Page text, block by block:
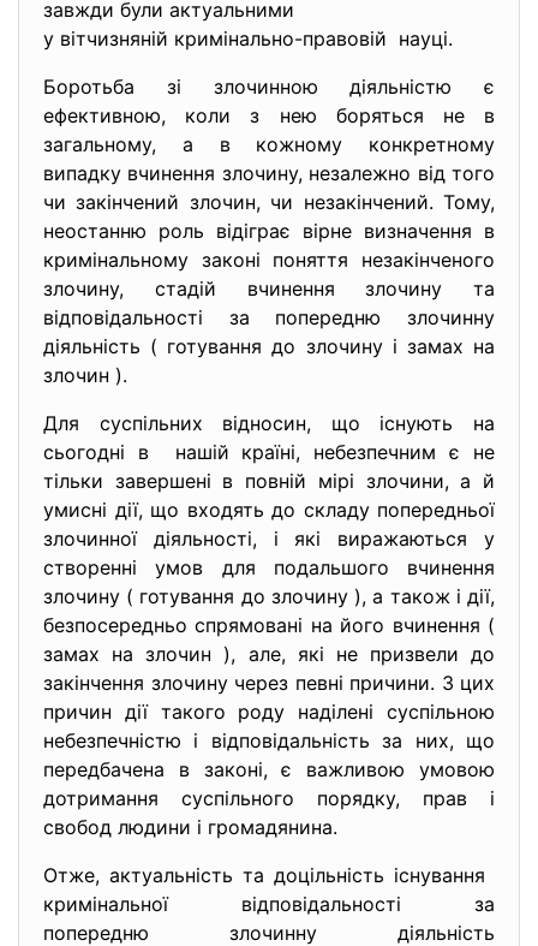
завжди були актуальними
у вітчизняній кримінально-правовій науці.
Боротьба зі злочинною діяльністю є
ефективною, коли з нею боряться не в
загальному, а в кожному конкретному
випадку вчинення злочину, незалежно від того
чи закінчений злочин, чи незакінчений. Тому,
неостанню роль відіграє вірне визначення в
кримінальному законі поняття незакінченого
злочину, стадій вчинення злочину та
відповідальності за попередню злочинну
діяльність ( готування до злочину і замах на
злочин ).
Для суспільних відносин, що існують на
сьогодні в нашій країні, небезпечним є не
тільки завершені в повній мірі злочини, а й
умисні дії, що входять до складу попередньої
злочинної діяльності, і які виражаються у
створенні умов для подальшого вчинення
злочину ( готування до злочину ), а також і дії,
безпосередньо спрямовані на його вчинення (
замах на злочин ), але, які не призвели до
закінчення злочину через певні причини. З цих
причин дії такого роду наділені суспільною
небезпечністю і відповідальність за них, що
передбачена в законі, є важливою умовою
дотримання суспільного порядку, прав і
свобод людини і громадянина.
Отже, актуальність та доцільність існування
кримінальної відповідальності за
попередню злочинну діяльність